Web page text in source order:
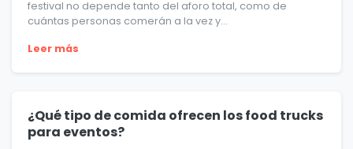
festival no depende tanto del aforo total, como de
cuántas personas comerán a la vez y...
Leer más
¿Qué tipo de comida ofrecen los food trucks
para eventos?